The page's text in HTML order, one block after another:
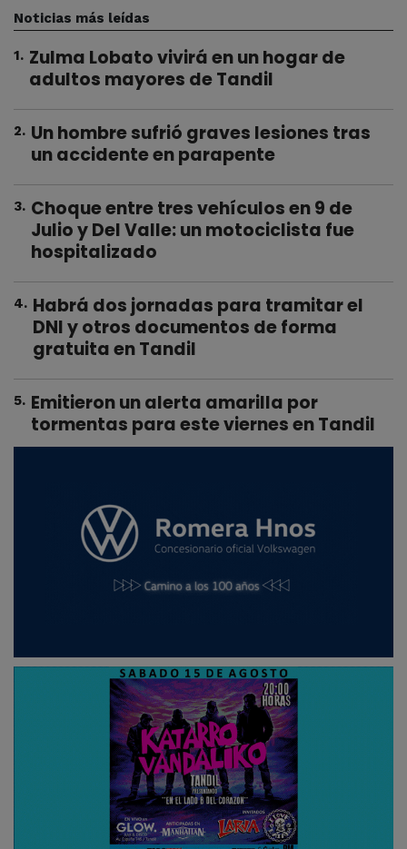
Noticias más leídas
1. Zulma Lobato vivirá en un hogar de
adultos mayores de Tandil
2. Un hombre sufrió graves lesiones tras
un accidente en parapente
3. Choque entre tres vehículos en 9 de
Julio y Del Valle: un motociclista fue
hospitalizado
4. Habrá dos jornadas para tramitar el
DNI y otros documentos de forma
gratuita en Tandil
5. Emitieron un alerta amarilla por
tormentas para este viernes en Tandil